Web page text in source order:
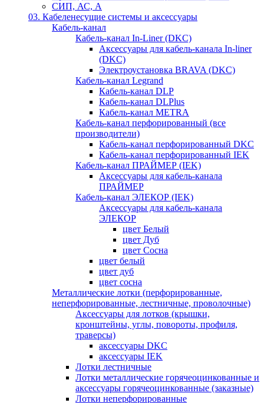
СИП, АС, А
03. Кабеленесущие системы и аксессуары
Кабель-канал
Кабель-канал In-Liner (DKC)
Аксессуары для кабель-канала In-liner
(DKC)
Электроустановка BRAVA (DKC)
Кабель-канал Legrand
Кабель-канал DLP
Кабель-канал DLPlus
Кабель-канал METRA
Кабель-канал перфорированный (все
производители)
Кабель-канал перфорированный DKC
Кабель-канал перфорированный IEK
Кабель-канал ПРАЙМЕР (IEK)
Аксессуары для кабель-канала
ПРАЙМЕР
Кабель-канал ЭЛЕКОР (IEK)
Аксессуары для кабель-канала
ЭЛЕКОР
цвет Белый
цвет Дуб
цвет Сосна
цвет белый
цвет дуб
цвет сосна
Металлические лотки (перфорированные,
неперфорированные, лестничные, проволочные)
Аксессуары для лотков (крышки,
кронштейны, углы, повороты, профиля,
траверсы)
аксессуары DKC
аксессуары IEK
Лотки лестничные
Лотки металлические горячеоцинкованные и
аксессуары горячеоцинкованные (заказные)
Лотки неперфорированные